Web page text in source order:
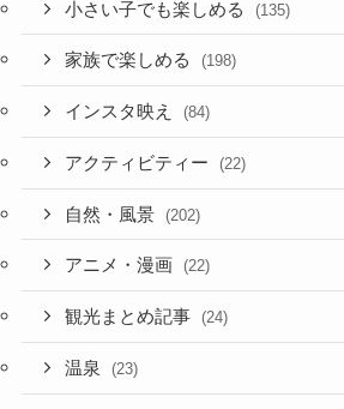
小さい子でも楽しめる (135)
家族で楽しめる (198)
インスタ映え (84)
アクティビティー (22)
自然・風景 (202)
アニメ・漫画 (22)
観光まとめ記事 (24)
温泉 (23)